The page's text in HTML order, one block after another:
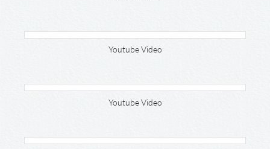
Youtube Video
Youtube Video